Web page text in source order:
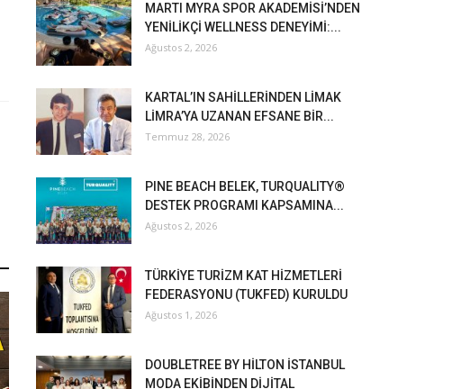
MARTI MYRA SPOR AKADEMİSİ’NDEN
YENİLİKÇİ WELLNESS DENEYİMİ:...
Ağustos 2, 2026
KARTAL’IN SAHİLLERİNDEN LİMAK
LİMRA’YA UZANAN EFSANE BİR...
Temmuz 28, 2026
PINE BEACH BELEK, TURQUALITY®
DESTEK PROGRAMI KAPSAMINA...
Ağustos 2, 2026
TÜRKİYE TURİZM KAT HİZMETLERİ
FEDERASYONU (TUKFED) KURULDU
Ağustos 1, 2026
DOUBLETREE BY HİLTON İSTANBUL
MODA EKİBİNDEN DİJİTAL